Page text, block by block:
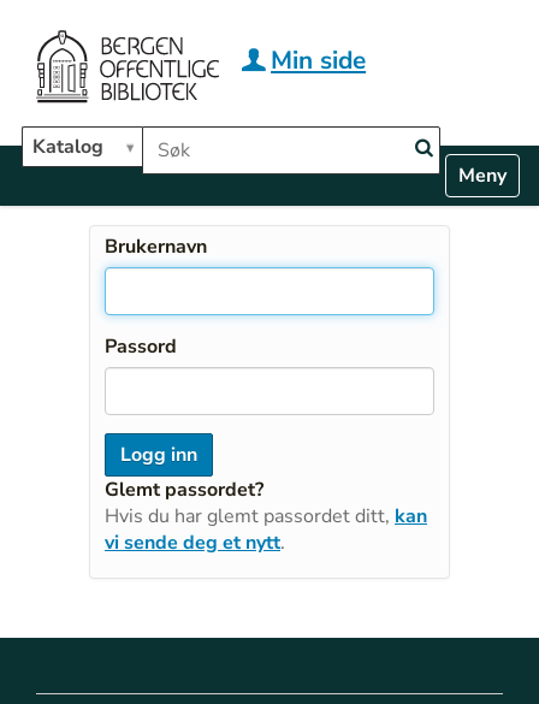
Hopp til hovedinnhold
Søk i biblioteket
Katalog
Min side
v
Toggle
Brukernavn
Passord
Glemt passordet?
Hvis du har glemt passordet ditt, kan
vi sende deg et nytt.